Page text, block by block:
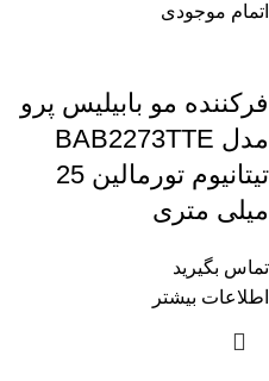
اتمام موجودی
فرکننده مو بابیلیس پرو
مدل BAB2273TTE
تیتانیوم تورمالین 25
میلی متری
تماس بگیرید
اطلاعات بیشتر